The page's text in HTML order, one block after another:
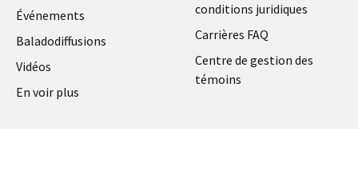
Événements
Baladodiffusions
Vidéos
En voir plus
conditions juridiques
Carrières FAQ
Centre de gestion des
témoins